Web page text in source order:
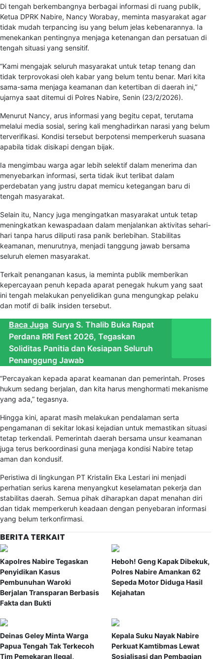
Di tengah berkembangnya berbagai informasi di ruang publik,
Ketua DPRK Nabire, Nancy Worabay, meminta masyarakat agar
tidak mudah terpancing isu yang belum jelas kebenarannya. Ia
menekankan pentingnya menjaga ketenangan dan persatuan di
tengah situasi yang sensitif.
“Kami mengajak seluruh masyarakat untuk tetap tenang dan
tidak terprovokasi oleh kabar yang belum tentu benar. Mari kita
sama-sama menjaga keamanan dan ketertiban di daerah ini,”
ujarnya saat ditemui di Polres Nabire, Senin (23/2/2026).
Menurut Nancy, arus informasi yang begitu cepat, terutama
melalui media sosial, sering kali menghadirkan narasi yang belum
terverifikasi. Kondisi tersebut berpotensi memperkeruh suasana
apabila tidak disikapi dengan bijak.
Ia mengimbau warga agar lebih selektif dalam menerima dan
menyebarkan informasi, serta tidak ikut terlibat dalam
perdebatan yang justru dapat memicu ketegangan baru di
tengah masyarakat.
Selain itu, Nancy juga mengingatkan masyarakat untuk tetap
meningkatkan kewaspadaan dalam menjalankan aktivitas sehari-
hari tanpa harus diliputi rasa panik berlebihan. Stabilitas
keamanan, menurutnya, menjadi tanggung jawab bersama
seluruh elemen masyarakat.
Terkait penanganan kasus, ia meminta publik memberikan
kepercayaan penuh kepada aparat penegak hukum yang saat
ini tengah melakukan penyelidikan guna mengungkap pelaku
dan motif di balik insiden tersebut.
Baca Juga Surya S. Thalib Buka Rapat
Perdana RRI Fest 2026, Tegaskan
Soliditas Panitia dan Kesiapan Seluruh
Penanggung Jawab
“Percayakan kepada aparat keamanan dan pemerintah. Proses
hukum sedang berjalan, dan kita harus menghormati mekanisme
yang ada,” tegasnya.
Hingga kini, aparat masih melakukan pendalaman serta
pengamanan di sekitar lokasi kejadian untuk memastikan situasi
tetap terkendali. Pemerintah daerah bersama unsur keamanan
juga terus berkoordinasi guna menjaga kondisi Nabire tetap
aman dan kondusif.
Peristiwa di lingkungan PT Kristalin Eka Lestari ini menjadi
perhatian serius karena menyangkut keselamatan pekerja dan
stabilitas daerah. Semua pihak diharapkan dapat menahan diri
dan tidak memperkeruh keadaan dengan penyebaran informasi
yang belum terkonfirmasi.
BERITA TERKAIT
Kapolres Nabire Tegaskan
Penyidikan Kasus
Pembunuhan Waroki
Berjalan Transparan Berbasis
Fakta dan Bukti
Heboh! Geng Kapak Dibekuk,
Polres Nabire Amankan 62
Sepeda Motor Diduga Hasil
Kejahatan
Deinas Geley Minta Warga
Papua Tengah Tak Terkecoh
Tim Pemekaran Ilegal,
Kepala Suku Nayak Nabire
Perkuat Kamtibmas Lewat
Sosialisasi dan Pembagian